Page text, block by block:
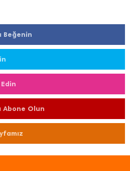
Beğenin
Abone Olun